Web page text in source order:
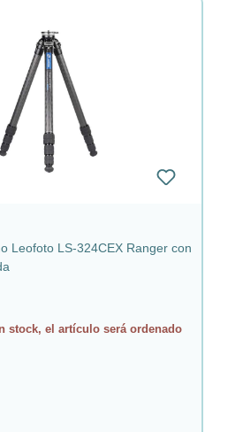
Leofoto LS-324CEX Ranger con
stock, el artículo será ordenado